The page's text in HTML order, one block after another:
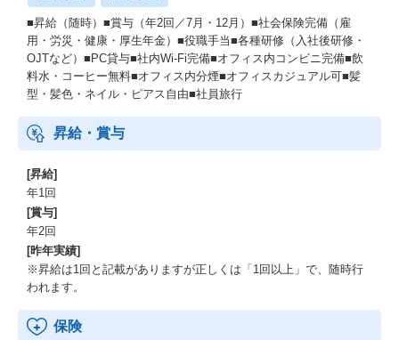
■昇給（随時）■賞与（年2回／7月・12月）■社会保険完備（雇
用・労災・健康・厚生年金）■役職手当■各種研修（入社後研修・
OJTなど）■PC貸与■社内Wi-Fi完備■オフィス内コンビニ完備■飲
料水・コーヒー無料■オフィス内分煙■オフィスカジュアル可■髪
型・髪色・ネイル・ピアス自由■社員旅行
昇給・賞与
[昇給]
年1回
[賞与]
年2回
[昨年実績]
※昇給は1回と記載がありますが正しくは「1回以上」で、随時行
われます。
保険